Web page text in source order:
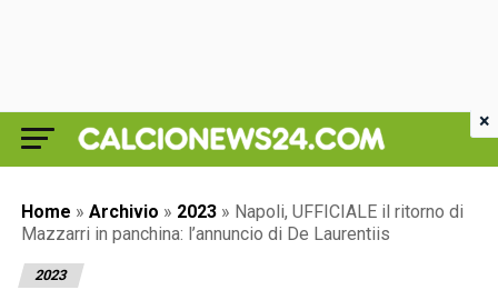
Home » Archivio » 2023 » Napoli, UFFICIALE il ritorno di
Mazzarri in panchina: l’annuncio di De Laurentiis
2023
×